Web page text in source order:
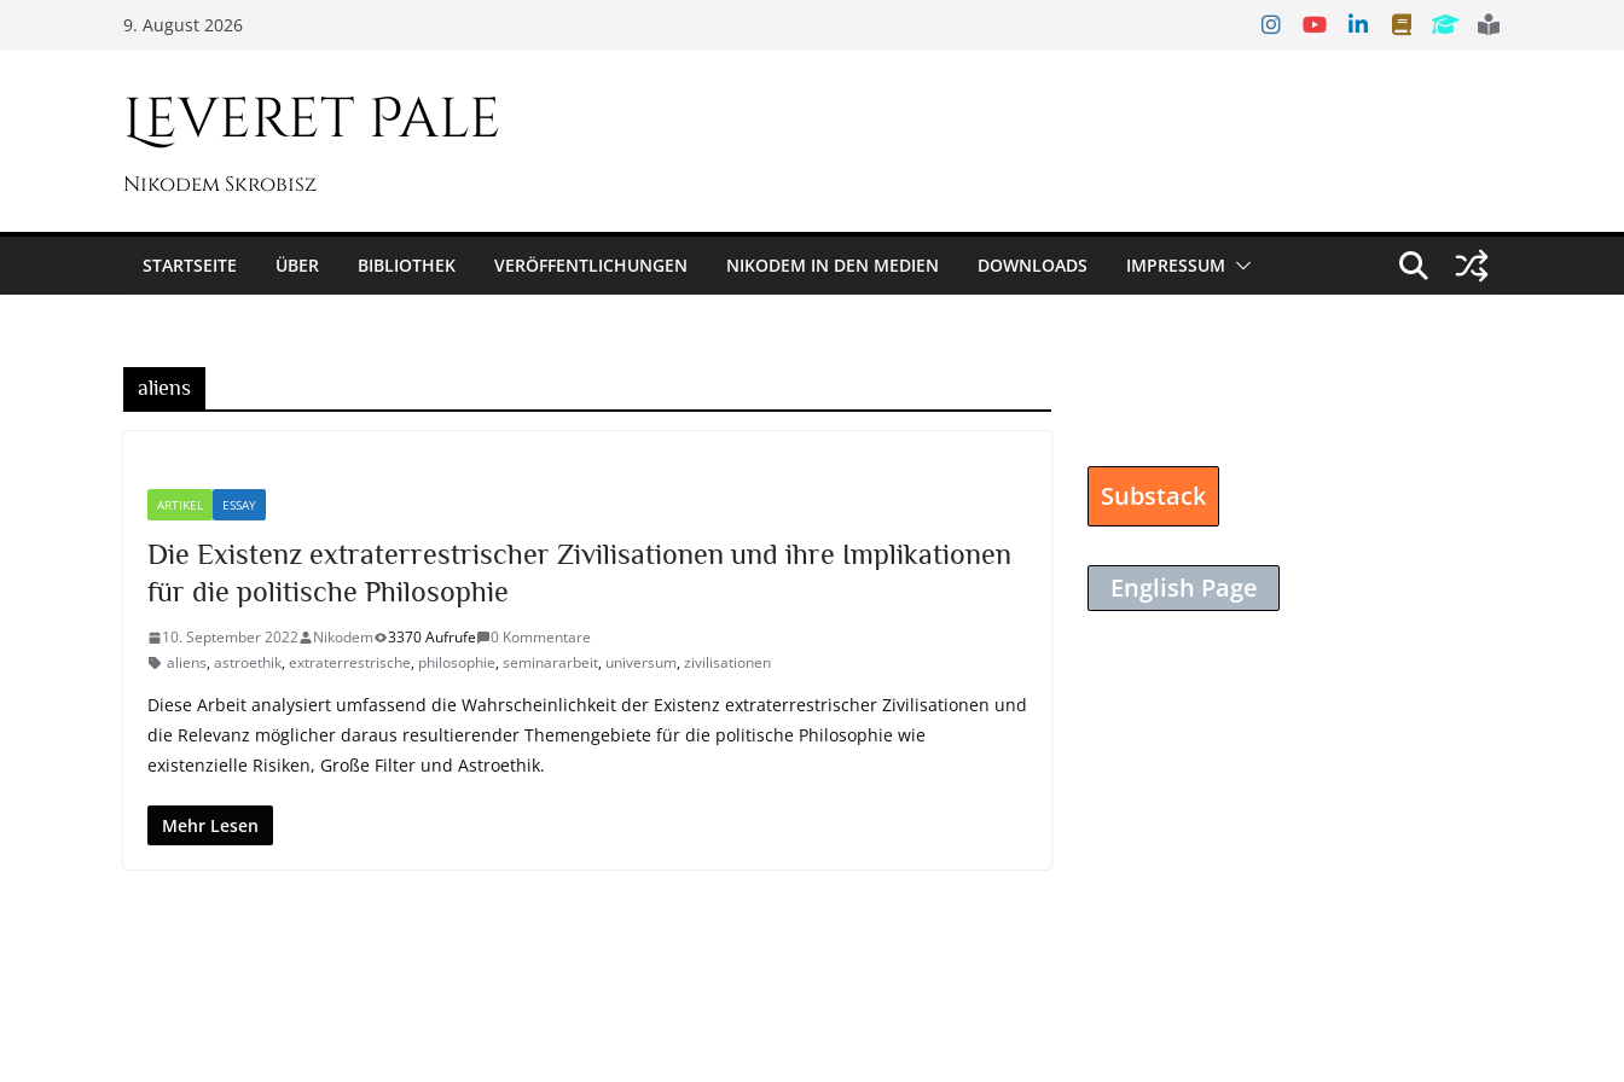
9. August 2026
Leveret Pale
Nikodem Skrobisz
STARTSEITE ÜBER BIBLIOTHEK VERÖFFENTLICHUNGEN NIKODEM IN DEN MEDIEN DOWNLOADS IMPRESSUM
aliens
ARTIKEL ESSAY
Die Existenz extraterrestrischer Zivilisationen und ihre Implikationen
für die politische Philosophie
10. September 2022 Nikodem 3370 Aufrufe
0 Kommentare
aliens,astroethik,extraterrestrische, philosophie,seminararbeit, universum,zivilisationen
Diese Arbeit analysiert umfassend die Wahrscheinlichkeit der Existenz extraterrestrischer Zivilisationen und
die Relevanz möglicher daraus resultierender Themengebiete für die politische Philosophie wie
existenzielle Risiken, Große Filter und Astroethik.
Mehr Lesen
Substack
English Page